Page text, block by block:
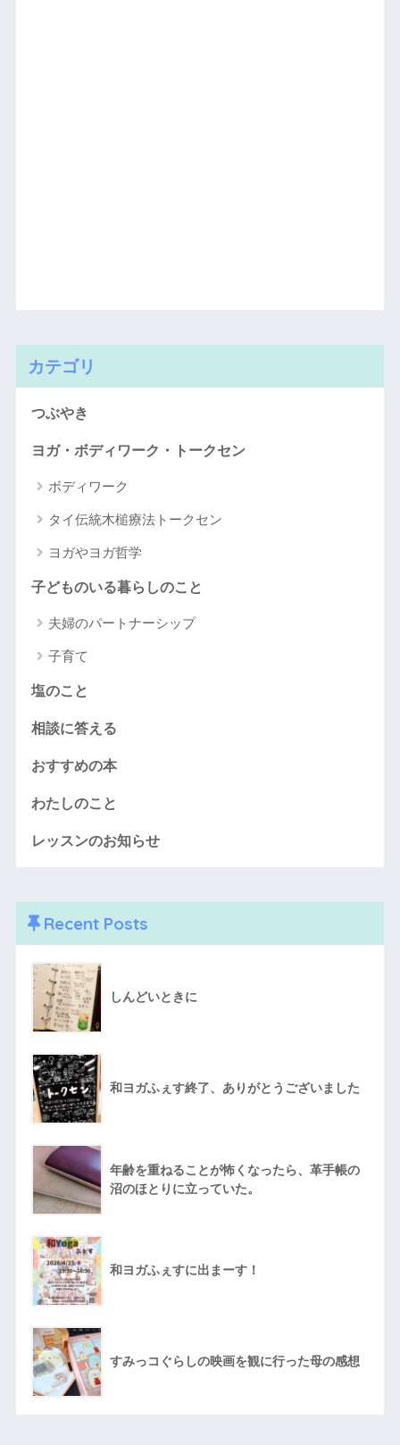
カテゴリ
つぶやき
ヨガ・ボディワーク・トークセン
ボディワーク
タイ伝統木槌療法トークセン
ヨガやヨガ哲学
子どものいる暮らしのこと
夫婦のパートナーシップ
子育て
塩のこと
相談に答える
おすすめの本
わたしのこと
レッスンのお知らせ
Recent Posts
しんどいときに
和ヨガふぇす終了、ありがとうございました
年齢を重ねることが怖くなったら、革手帳の
沼のほとりに立っていた。
和ヨガふぇすに出まーす！
すみっコぐらしの映画を観に行った母の感想